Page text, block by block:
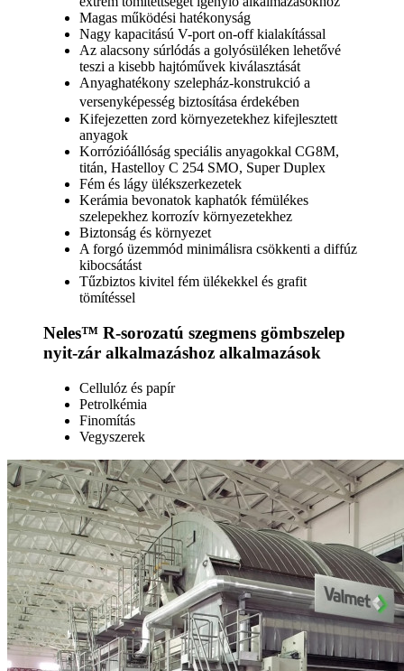
Magas működési hatékonyság
Nagy kapacitású V-port on-off kialakítással
Az alacsony súrlódás a golyósüléken lehetővé
teszi a kisebb hajtóművek kiválasztását
Anyaghatékony szelepház-konstrukció a
versenyképesség biztosítása érdekében
Kifejezetten zord környezetekhez kifejlesztett
anyagok
Korrózióállóság speciális anyagokkal CG8M,
titán, Hastelloy C 254 SMO, Super Duplex
Fém és lágy ülékszerkezetek
Kerámia bevonatok kaphatók fémülékes
szelepekhez korrozív környezetekhez
Biztonság és környezet
A forgó üzemmód minimálisra csökkenti a diffúz
kibocsátást
Tűzbiztos kivitel fém ülékekkel és grafit
tömítéssel
Neles™ R-sorozatú szegmens gömbszelep
nyit-zár alkalmazáshoz alkalmazások
Cellulóz és papír
Petrolkémia
Finomítás
Vegyszerek